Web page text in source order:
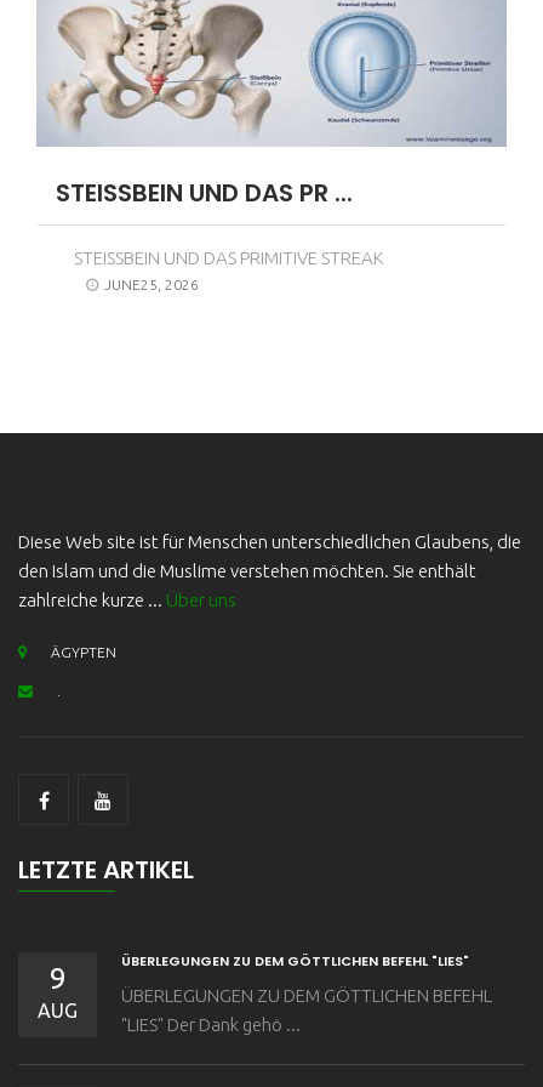
STEISSBEIN UND DAS PR ...
STEISSBEIN UND DAS PRIMITIVE STREAK
JUNE25, 2026
Diese Web site ist für Menschen unterschiedlichen Glaubens, die
den Islam und die Muslime verstehen möchten. Sie enthält
zahlreiche kurze ... Über uns
ÄGYPTEN
LETZTE ARTIKEL
9
AUG
ÜBERLEGUNGEN ZU DEM GÖTTLICHEN BEFEHL "LIES"
ÜBERLEGUNGEN ZU DEM GÖTTLICHEN BEFEHL
"LIES" Der Dank gehö ...